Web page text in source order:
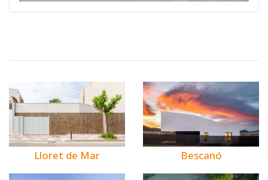
Lloret de Mar Bescanó